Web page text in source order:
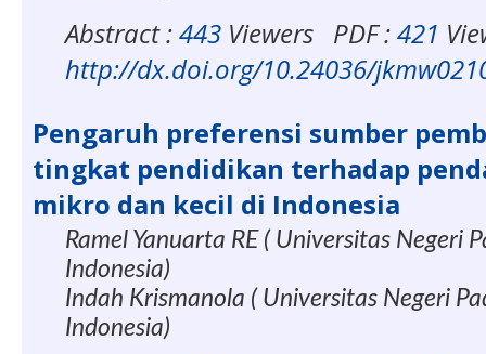
Abstract :443 Viewers PDF :421
http://dx.doi.org/10.24036/
Pengaruh preferensi sumber
tingkat pendidikan terhadap
mikro dan kecil di Indonesia
Ramel Yanuarta RE ( Universitas Negeri
Indonesia)
Indah Krismanola ( Universitas Negeri
Indonesia)